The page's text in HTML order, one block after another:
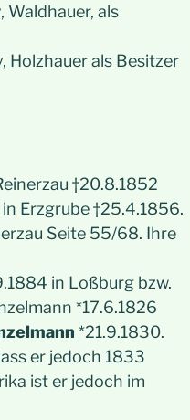
Waldhauer, als
Holzhauer als Besitzer
†20.8.1852
Erzgrube †25.4.1856.
Seite 55/68. Ihre
in Loßburg bzw.
*17.6.1826
*21.9.1830.
er jedoch 1833
ist er jedoch im